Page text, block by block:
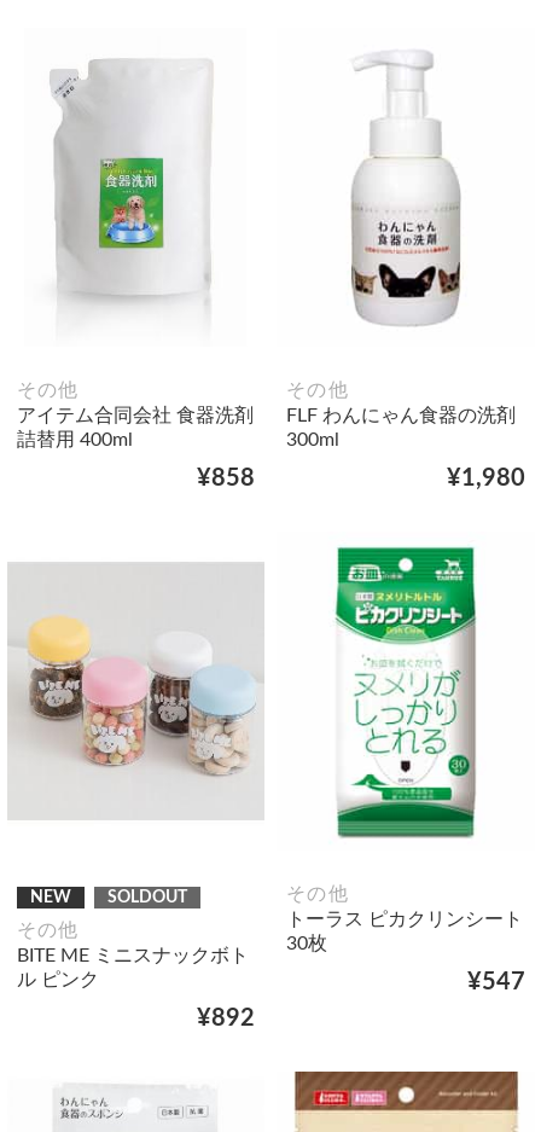
その他
アイテム合同会社 食器洗剤
詰替用 400ml
¥858
その他
FLF わんにゃん食器の洗剤
300ml
¥1,980
NEW SOLDOUT
その他
BITE ME ミニスナックボト
ル ピンク
¥892
その他
トーラス ピカクリンシート
30枚
¥547